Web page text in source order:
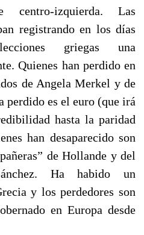
centro-izquierda. Las
registrando en los días
griegas una
Quienes han perdido en
de Angela Merkel y de
perdido es el euro (que irá
hasta la paridad
han desaparecido son
de Hollande y del
Ha habido un
y los perdedores son
en Europa desde